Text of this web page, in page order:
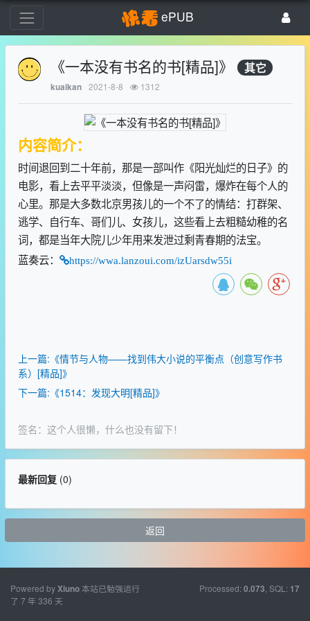
ePUB
《一本没有书名的书[精品]》 其它
kuaikan 2021-8-8 1312
内容简介：
时间退回到二十年前，那是一部叫作《阳光灿烂的日子》的
电影，看上去平平淡淡，但像是一声闷雷，爆炸在每个人的
心里。那是大多数北京男孩儿的一个不了的情结：打群架、
逃学、自行车、哥们儿、女孩儿，这些看上去粗糙幼稚的名
词，都是当年大院儿少年用来发泄过剩青春期的法宝。
蓝奏云：
https://wwa.lanzoui.com/izUarsdw55i
上一篇:《情节与人物——找到伟大小说的平衡点（创意写作书
系）[精品]》
下一篇:《1514：发现大明[精品]》
签名：这个人很懒，什么也没有留下！
最新回复(0)
返回
Powered byXiuno本站已勉强运行
了 7 年 336 天
Processed: 0.073 , SQL: 17